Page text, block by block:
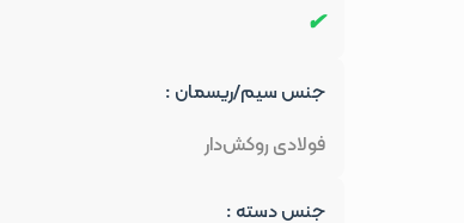
جنس سیم/ریسمان :
فولادی روکش‌دار
جنس دسته :